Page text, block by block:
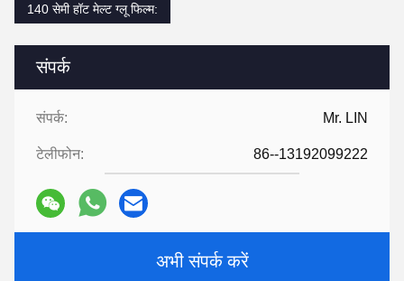
संपर्क
संपर्क: Mr. LIN
टेलीफोन: 86--13192099222
अभी संपर्क करें
140 सेमी हॉट मेल्ट ग्लू फिल्म: